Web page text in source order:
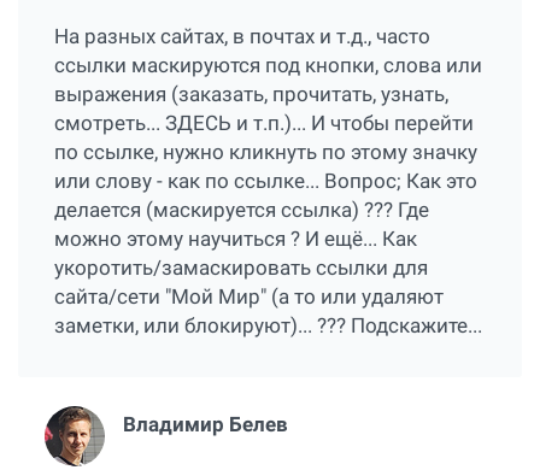
На разных сайтах, в почтах и т.д., часто
ссылки маскируются под кнопки, слова или
выражения (заказать, прочитать, узнать,
смотреть... ЗДЕСЬ и т.п.)... И чтобы перейти
по ссылке, нужно кликнуть по этому значку
или слову - как по ссылке... Вопрос; Как это
делается (маскируется ссылка) ??? Где
можно этому научиться ? И ещё... Как
укоротить/замаскировать ссылки для
сайта/сети "Мой Мир" (а то или удаляют
заметки, или блокируют)... ??? Подскажите...
Владимир Белев